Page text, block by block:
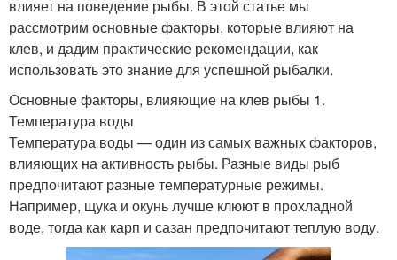
влияет на поведение рыбы. В этой статье мы
рассмотрим основные факторы, которые влияют на
клев, и дадим практические рекомендации, как
использовать это знание для успешной рыбалки.
Основные факторы, влияющие на клев рыбы 1.
Температура воды
Температура воды — один из самых важных факторов,
влияющих на активность рыбы. Разные виды рыб
предпочитают разные температурные режимы.
Например, щука и окунь лучше клюют в прохладной
воде, тогда как карп и сазан предпочитают теплую воду.